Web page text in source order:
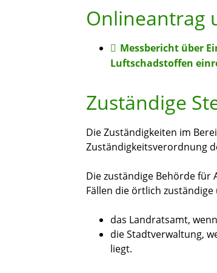
Onlineantrag
Messbericht über
Luftschadstoffen
Zuständige
Die Zuständigkeiten im
Zuständigkeitsverordnung
Die zuständige Behörde für
Fällen die örtlich
das Landratsamt,
die Stadtverwaltung,
liegt.